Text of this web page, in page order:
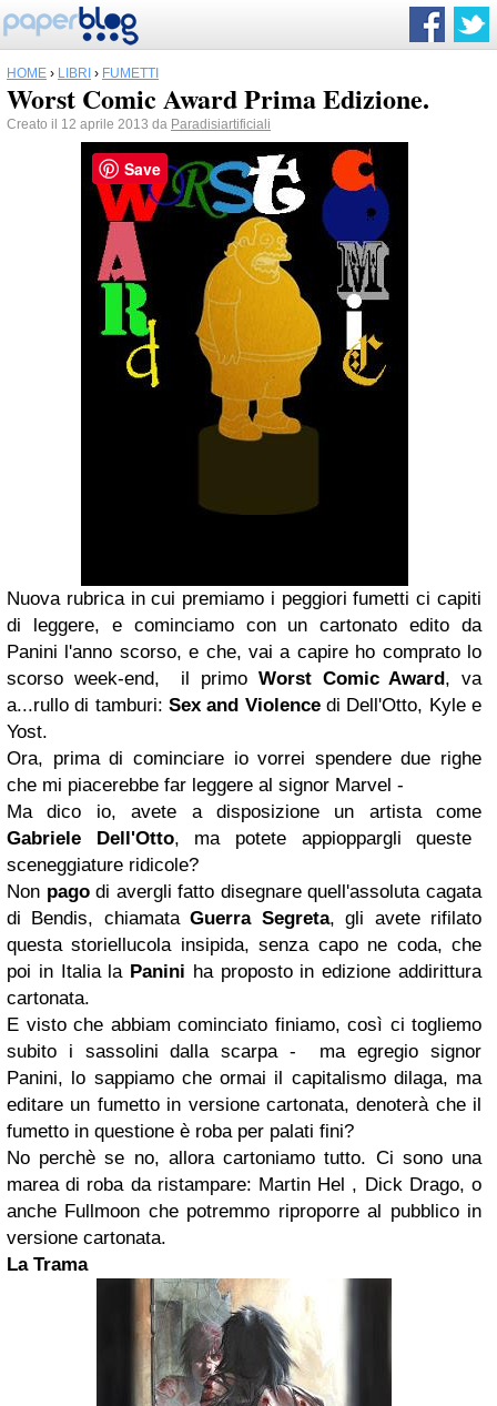
HOME › LIBRI › FUMETTI
Worst Comic Award Prima Edizione.
Creato il 12 aprile 2013 da Paradisiartificiali
Nuova rubrica in cui premiamo i peggiori fumetti ci capiti
di leggere, e cominciamo con un cartonato edito da
Panini l'anno scorso, e che, vai a capire ho comprato lo
scorso week-end, il primo Worst Comic Award, va
a...rullo di tamburi: Sex and Violencedi Dell'Otto, Kyle e
Yost.
Ora, prima di cominciare io vorrei spendere due righe
che mi piacerebbe far leggere al signor Marvel -
Ma dico io, avete a disposizione un artista come
Gabriele Dell'Otto, ma potete appioppargli queste
sceneggiature ridicole?
Non pagodi avergli fatto disegnare quell'assoluta cagata
di Bendis, chiamataGuerra Segreta, gli avete rifilato
questa storiellucola insipida, senza capo ne coda, che
poi in Italia la Panini ha proposto in edizione addirittura
cartonata.
E visto che abbiam cominciato finiamo, così ci togliemo
subito i sassolini dalla scarpa - ma egregio signor
Panini, lo sappiamo che ormai il capitalismo dilaga, ma
editare un fumetto in versione cartonata, denoterà che il
fumetto in questione è roba per palati fini?
No perchè se no, allora cartoniamo tutto. Ci sono una
marea di roba da ristampare: Martin Hel , Dick Drago, o
anche Fullmoon che potremmo riproporre al pubblico in
versione cartonata.
La Trama
Save